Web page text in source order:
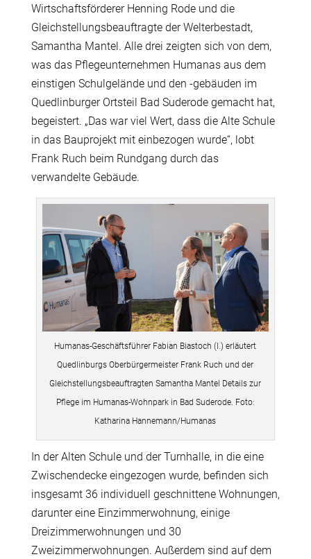
Wirtschaftsförderer Henning Rode und die
Gleichstellungsbeauftragte der Welterbestadt,
Samantha Mantel. Alle drei zeigten sich von dem,
was das Pflegeunternehmen Humanas aus dem
einstigen Schulgelände und den -gebäuden im
Quedlinburger Ortsteil Bad Suderode gemacht hat,
begeistert. „Das war viel Wert, dass die Alte Schule
in das Bauprojekt mit einbezogen wurde“, lobt
Frank Ruch beim Rundgang durch das
verwandelte Gebäude.
Humanas-Geschäftsführer Fabian Biastoch (l.) erläutert
Quedlinburgs Oberbürgermeister Frank Ruch und der
Gleichstellungsbeauftragten Samantha Mantel Details zur
Pflege im Humanas-Wohnpark in Bad Suderode. Foto:
Katharina Hannemann/Humanas
In der Alten Schule und der Turnhalle, in die eine
Zwischendecke eingezogen wurde, befinden sich
insgesamt 36 individuell geschnittene Wohnungen,
darunter eine Einzimmerwohnung, einige
Dreizimmerwohnungen und 30
Zweizimmerwohnungen. Außerdem sind auf dem